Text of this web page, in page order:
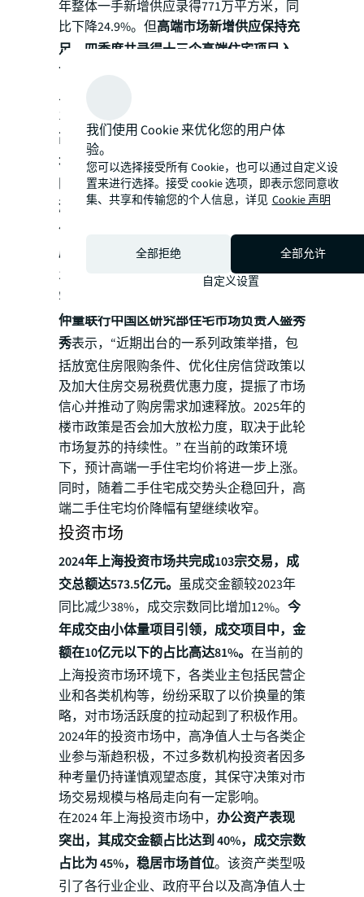
年整体一手新增供应录得771万平方米，同
比下降24.9%。但高端市场新增供应保持充
足，四季度共录得十三个高端住宅项目入
市，共计1,861套房源，环比增长15.6%。
入市的项目平均售价在115,000元每平米至
176,000元每平米之间。
高端一手新增供应总量达到6,704套，同比
增长138.9%。
四季度，上海高端一手住宅成交均价环比上
涨0.3%至143,300元每平方米。在高端二手
住宅市场成交势头小幅回升的背景下，
度高端二手住宅成交均价环比下降3.6%至
137,700元每平方米，降幅较上季度有所收
窄。
仲量联行中国区研究部住宅市场负责人盛秀
秀表示，“近期出台的一系列政策举措，包
括放宽住房限购条件、优化住房信贷政策以
及加大住房交易税费优惠力度，提振了市场
信心并推动了购房需求加速释放。2025年的
楼市政策是否会加大放松力度，取决于此轮
市场复苏的持续性。” 在当前的政策环境
下，预计高端一手住宅均价将进一步上涨。
同时，随着二手住宅成交势头企稳回升，高
端二手住宅均价降幅有望继续收窄。
投资市场
2024年上海投资市场共完成103宗交易，成
交总额达573.5亿元。 虽成交金额较2023年
同比减少38%，成交宗数同比增加12%。 今
年成交由小体量项目引领，成交项目中，金
额在10亿元以下的占比高达81%。 在当前的
上海投资市场环境下，各类业主包括民营企
业和各类机构等，纷纷采取了以价换量的策
略，对市场活跃度的拉动起到了积极作用。
2024年的投资市场中，高净值人士与各类企
业参与渐趋积极，不过多数机构投资者因多
种考量仍持谨慎观望态度，其保守决策对市
场交易规模与格局走向有一定影响。
在2024 年上海投资市场中， 办公资产表现
突出，其成交金额占比达到 40%，成交宗数
占比为 45%，稳居市场首位。该资产类型吸
引了各行业企业、政府平台以及高净值人士
我们使用 Cookie 来优化您的用户体
验。
您可以选择接受所有 Cookie，也可以通过自定义设
置来进行选择。接受 cookie 选项，即表示您同意收
集、共享和传输您的个人信息，详见 Cookie 声明
全部拒绝
全部允许
自定义设置